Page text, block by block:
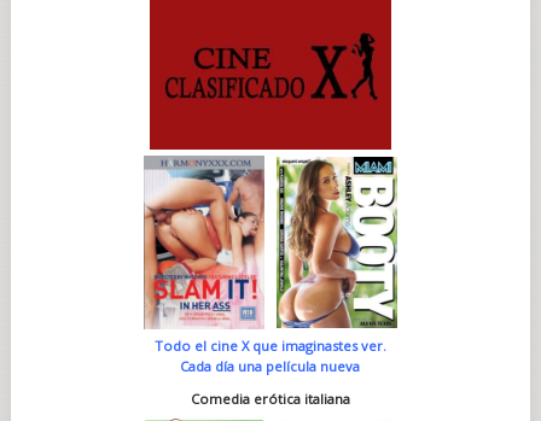
Todo el cine X que imaginastes ver.
Cada día una película nueva
Comedia erótica italiana